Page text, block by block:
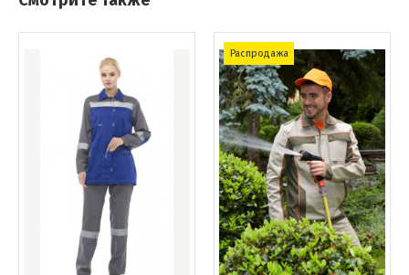
Распродажа